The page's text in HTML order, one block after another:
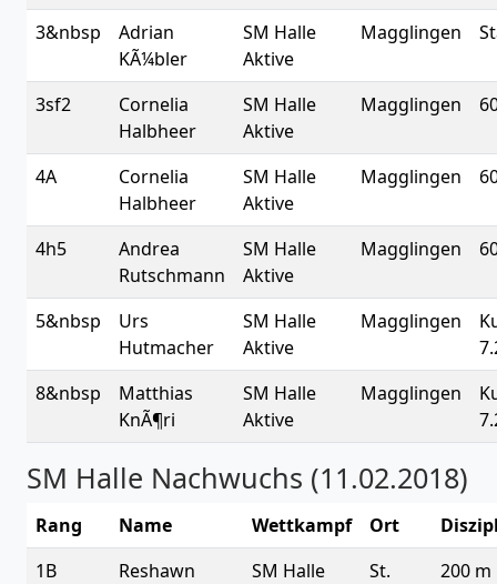
3&nbsp
Adrian
KÃ¼bler
SM Halle
Aktive
Magglingen
3sf2
Cornelia
Halbheer
SM Halle
Aktive
Magglingen
4A
Cornelia
Halbheer
SM Halle
Aktive
Magglingen
4h5
Andrea
Rutschmann
SM Halle
Aktive
Magglingen
5&nbsp
Urs
Hutmacher
SM Halle
Aktive
Magglingen
8&nbsp
Matthias
KnÃ¶ri
SM Halle
Aktive
Magglingen
SM Halle Nachwuchs (11.02.2018)
Rang Name Wettkampf Ort
1B
Reshawn
SM Halle
St.
200 m